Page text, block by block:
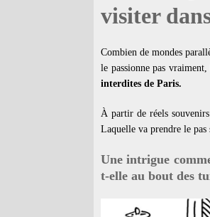
visiter
Combien de mondes
le passionne pas
interdites de Paris.
À partir de réels
Laquelle va prendre le
Une intrigue
t-elle au bout des